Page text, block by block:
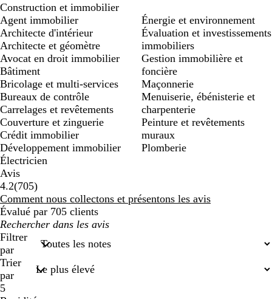
Construction et immobilier
Agent immobilier
Architecte d'intérieur
Architecte et géomètre
Avocat en droit immobilier
Bâtiment
Bricolage et multi-services
Bureaux de contrôle
Carrelages et revêtements
Couverture et zinguerie
Crédit immobilier
Développement immobilier
Électricien
Énergie et environnement
Évaluation et investissements
immobiliers
Gestion immobilière et
foncière
Maçonnerie
Menuiserie, ébénisterie et
charpenterie
Peinture et revêtements
muraux
Plomberie
Avis
4.2(705705
avis
)
Comment nous collectons et présentons les avis
Évalué par 705 clients
Mes
recherches
saisies
Filtrer
par
Trier
par
5